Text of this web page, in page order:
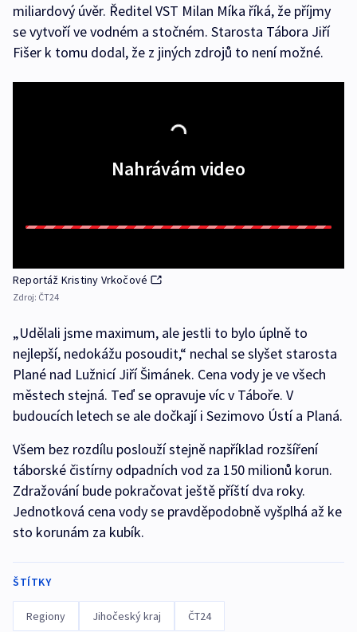
miliardový úvěr. Ředitel VST Milan Míka říká, že příjmy
se vytvoří ve vodném a stočném. Starosta Tábora Jiří
Fišer k tomu dodal, že z jiných zdrojů to není možné.
Nahrávám video
Reportáž Kristiny Vrkočové
Zdroj: ČT24
„Udělali jsme maximum, ale jestli to bylo úplně to
nejlepší, nedokážu posoudit,“ nechal se slyšet starosta
Plané nad Lužnicí Jiří Šimánek. Cena vody je ve všech
městech stejná. Teď se opravuje víc v Táboře. V
budoucích letech se ale dočkají i Sezimovo Ústí a Planá.
Všem bez rozdílu poslouží stejně například rozšíření
táborské čistírny odpadních vod za 150 milionů korun.
Zdražování bude pokračovat ještě příští dva roky.
Jednotková cena vody se pravděpodobně vyšplhá až ke
sto korunám za kubík.
ŠTÍTKY
Regiony Jihočeský kraj ČT24